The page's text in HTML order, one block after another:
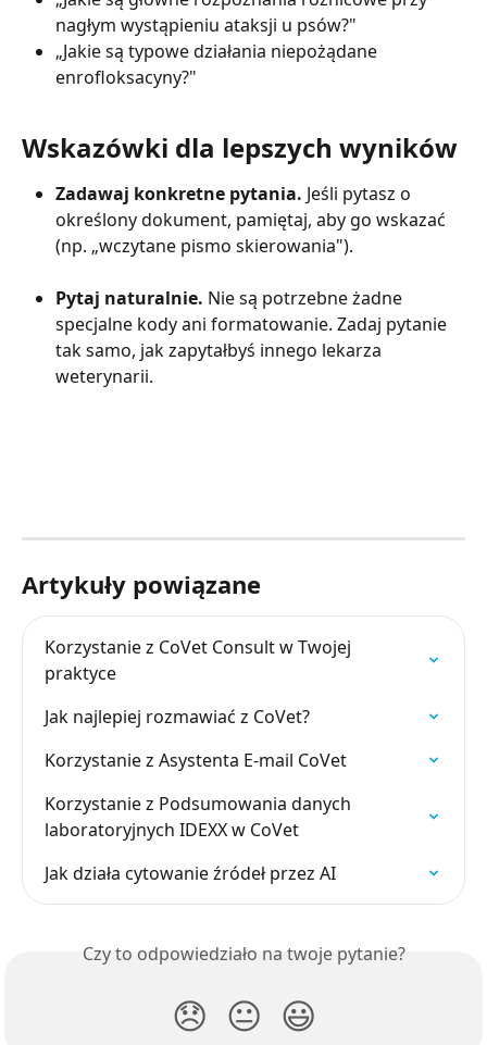
nagłym wystąpieniu ataksji u psów?"
„Jakie są typowe działania niepożądane
enrofloksacyny?"
Wskazówki dla lepszych wyników
Zadawaj konkretne pytania. Jeśli pytasz o
określony dokument, pamiętaj, aby go wskazać
(np. „wczytane pismo skierowania").
Pytaj naturalnie. Nie są potrzebne żadne
specjalne kody ani formatowanie. Zadaj pytanie
tak samo, jak zapytałbyś innego lekarza
weterynarii.
Artykuły powiązane
Korzystanie z CoVet Consult w Twojej
praktyce
Jak najlepiej rozmawiać z CoVet?
Korzystanie z Asystenta E-mail CoVet
Korzystanie z Podsumowania danych
laboratoryjnych IDEXX w CoVet
Jak działa cytowanie źródeł przez AI
Czy to odpowiedziało na twoje pytanie?
😞 😐 😃